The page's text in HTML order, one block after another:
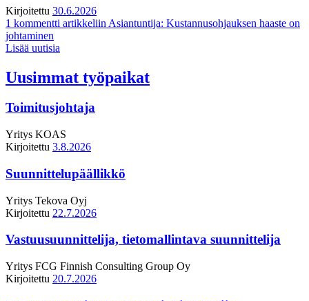
Kirjoitettu 30.6.2026
1 kommentti artikkeliin Asiantuntija: Kustannusohjauksen haaste on
johtaminen
Lisää uutisia
Uusimmat työpaikat
Toimitusjohtaja
Yritys KOAS
Kirjoitettu 3.8.2026
Suunnittelupäällikkö
Yritys Tekova Oyj
Kirjoitettu 22.7.2026
Vastuusuunnittelija, tietomallintava suunnittelija
Yritys FCG Finnish Consulting Group Oy
Kirjoitettu 20.7.2026